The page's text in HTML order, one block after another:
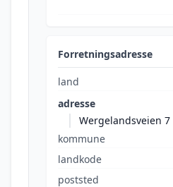
Forretningsadresse
land
adresse
Wergelandsveien 7
kommune
landkode
poststed